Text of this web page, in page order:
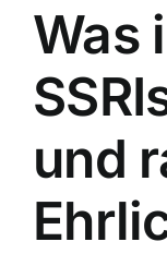
Was
und